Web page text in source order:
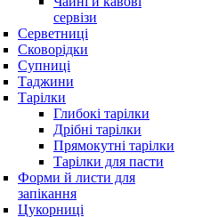
сервізи
Серветниці
Сковорідки
Супниці
Таджини
Тарілки
Глибокі тарілки
Дрібні тарілки
Прямокутні тарілки
Тарілки для пасти
Форми й листи для
запікання
Цукорниці